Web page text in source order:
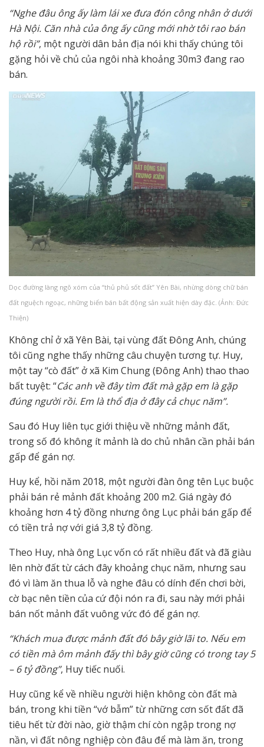
“Nghe đâu ông ấy làm lái xe đưa đón công nhân ở dưới
Hà Nội. Căn nhà của ông ấy cũng mới nhờ tôi rao bán
hộ rồi”, một người dân bản địa nói khi thấy chúng tôi
gặng hỏi về chủ của ngôi nhà khoảng 30m3 đang rao
bán.
Dọc đường làng ngõ xóm của “thủ phủ sốt đất” Yên Bài, nhừng dòng chữ bán
đất nguệch ngoạc, những biển bán bất động sản xuất hiện dày đặc. (Ảnh: Đức
Thiện)
Không chỉ ở xã Yên Bài, tại vùng đất Đông Anh, chúng
tôi cũng nghe thấy những câu chuyện tương tự. Huy,
một tay “cò đất” ở xã Kim Chung (Đông Anh) thao thao
bất tuyệt: “Các anh về đây tìm đất mà gặp em là gặp
đúng người rồi. Em là thổ địa ở đây cả chục năm”.
Sau đó Huy liên tục giới thiệu về những mảnh đất,
trong số đó không ít mảnh là do chủ nhân cần phải bán
gấp để gán nợ.
Huy kể, hồi năm 2018, một người đàn ông tên Lục buộc
phải bán rẻ mảnh đất khoảng 200 m2. Giá ngày đó
khoảng hơn 4 tỷ đồng nhưng ông Lục phải bán gấp để
có tiền trả nợ với giá 3,8 tỷ đồng.
Theo Huy, nhà ông Lục vốn có rất nhiều đất và đã giàu
lên nhờ đất từ cách đây khoảng chục năm, nhưng sau
đó vì làm ăn thua lỗ và nghe đâu có dính đến chơi bời,
cờ bạc nên tiền của cứ đội nón ra đi, sau này mới phải
bán nốt mảnh đất vuông vức đó để gán nợ.
“Khách mua được mảnh đất đó bây giờ lãi to. Nếu em
có tiền mà ôm mảnh đấy thì bây giờ cũng có trong tay 5
– 6 tỷ đồng”, Huy tiếc nuối.
Huy cũng kể về nhiều người hiện không còn đất mà
bán, trong khi tiền “vớ bẫm” từ những cơn sốt đất đã
tiêu hết từ đời nào, giờ thậm chí còn ngập trong nợ
nần, vì đất nông nghiệp còn đâu để mà làm ăn, trong